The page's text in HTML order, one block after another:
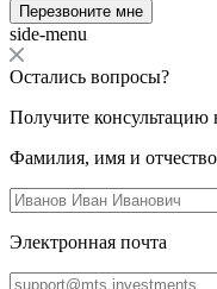
Перезвоните мне
side-menu
Остались вопросы?
Получите консультацию
Фамилия, имя и отчество
Электронная почта